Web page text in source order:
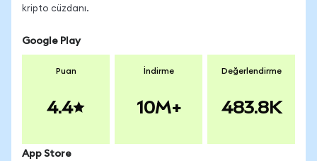
kripto cüzdanı.
Google Play
Puan
4.4
İndirme
10M+
Değerlendirme
483.8K
App Store